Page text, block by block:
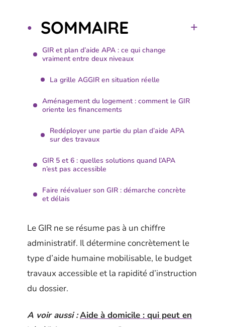
SOMMAIRE
GIR et plan d’aide APA : ce qui change
vraiment entre deux niveaux
La grille AGGIR en situation réelle
Aménagement du logement : comment le GIR
oriente les financements
Redéployer une partie du plan d’aide APA
sur des travaux
GIR 5 et 6 : quelles solutions quand l’APA
n’est pas accessible
Faire réévaluer son GIR : démarche concrète
et délais
Le GIR ne se résume pas à un chiffre
administratif. Il détermine concrètement le
type d’aide humaine mobilisable, le budget
travaux accessible et la rapidité d’instruction
du dossier.
A voir aussi :Aide à domicile : qui peut en